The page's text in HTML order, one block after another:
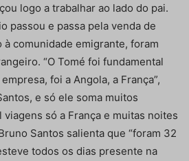
logo a trabalhar ao lado do pai.
passou e passa pela venda de
comunidade emigrante, foram
“O Tomé foi fundamental
foi a Angola, a França”,
e só ele soma muitos
só a França e muitas noites
Santos salienta que “foram 32
todos os dias presente na